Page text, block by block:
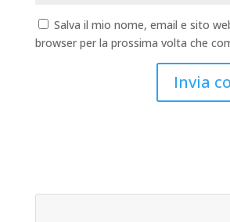
Salva il mio nome, email e sito
browser per la prossima volta che